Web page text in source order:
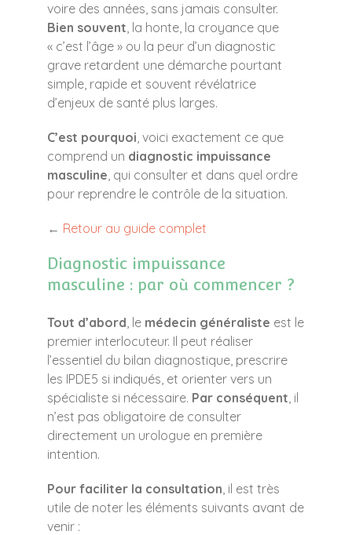
voire des années, sans jamais consulter.
Bien souvent, la honte, la croyance que
« c’est l’âge » ou la peur d’un diagnostic
grave retardent une démarche pourtant
simple, rapide et souvent révélatrice
d’enjeux de santé plus larges.
C’est pourquoi, voici exactement ce que
comprend un diagnostic impuissance
masculine, qui consulter et dans quel ordre
pour reprendre le contrôle de la situation.
← Retour au guide complet
Diagnostic impuissance
masculine : par où commencer ?
Tout d’abord, le médecin généraliste est le
premier interlocuteur. Il peut réaliser
l’essentiel du bilan diagnostique, prescrire
les IPDE5 si indiqués, et orienter vers un
spécialiste si nécessaire. Par conséquent, il
n’est pas obligatoire de consulter
directement un urologue en première
intention.
Pour faciliter la consultation, il est très
utile de noter les éléments suivants avant de
venir :